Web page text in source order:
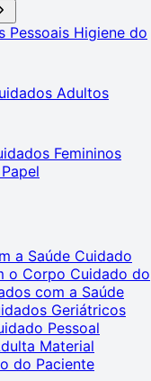
Pessoais Higiene do
Adultos
Femininos
a Saúde Cuidado
o Corpo Cuidado do
com a Saúde
Geriátricos
Pessoal
Material
do Paciente